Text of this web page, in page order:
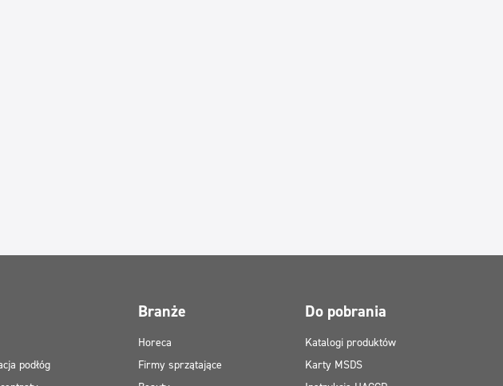
podłóg
Branże
Horeca
Firmy sprzątające
Do pobrania
Katalogi produktów
Karty MSDS